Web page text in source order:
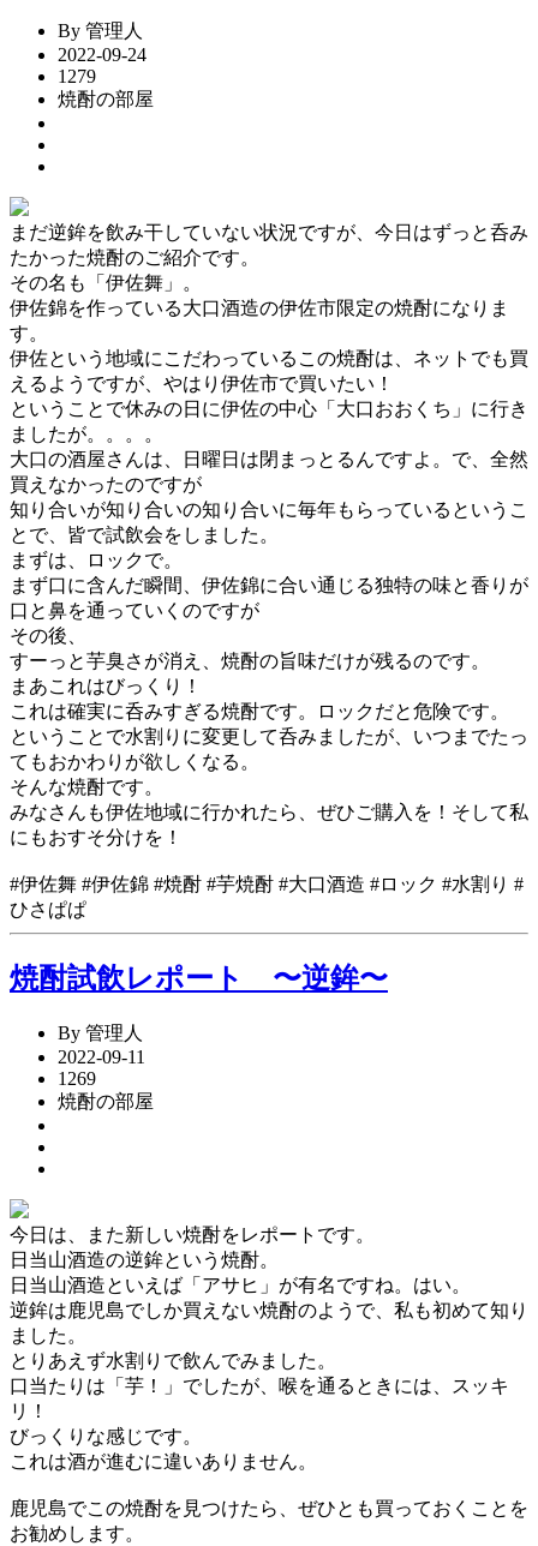
By 管理人
2022-09-24
1279
焼酎の部屋
まだ逆鉾を飲み干していない状況ですが、今日はずっと呑み
たかった焼酎のご紹介です。
その名も「伊佐舞」。
伊佐錦を作っている大口酒造の伊佐市限定の焼酎になりま
す。
伊佐という地域にこだわっているこの焼酎は、ネットでも買
えるようですが、やはり伊佐市で買いたい！
ということで休みの日に伊佐の中心「大口おおくち」に行き
ましたが。。。。
大口の酒屋さんは、日曜日は閉まっとるんですよ。で、全然
買えなかったのですが
知り合いが知り合いの知り合いに毎年もらっているというこ
とで、皆で試飲会をしました。
まずは、ロックで。
まず口に含んだ瞬間、伊佐錦に合い通じる独特の味と香りが
口と鼻を通っていくのですが
その後、
すーっと芋臭さが消え、焼酎の旨味だけが残るのです。
まあこれはびっくり！
これは確実に呑みすぎる焼酎です。ロックだと危険です。
ということで水割りに変更して呑みましたが、いつまでたっ
てもおかわりが欲しくなる。
そんな焼酎です。
みなさんも伊佐地域に行かれたら、ぜひご購入を！そして私
にもおすそ分けを！
#伊佐舞 #伊佐錦 #焼酎 #芋焼酎 #大口酒造 #ロック #水割り #
ひさぱぱ
焼酎試飲レポート 〜逆鉾〜
By 管理人
2022-09-11
1269
焼酎の部屋
今日は、また新しい焼酎をレポートです。
日当山酒造の逆鉾という焼酎。
日当山酒造といえば「アサヒ」が有名ですね。はい。
逆鉾は鹿児島でしか買えない焼酎のようで、私も初めて知り
ました。
とりあえず水割りで飲んでみました。
口当たりは「芋！」でしたが、喉を通るときには、スッキ
リ！
びっくりな感じです。
これは酒が進むに違いありません。
鹿児島でこの焼酎を見つけたら、ぜひとも買っておくことを
お勧めします。